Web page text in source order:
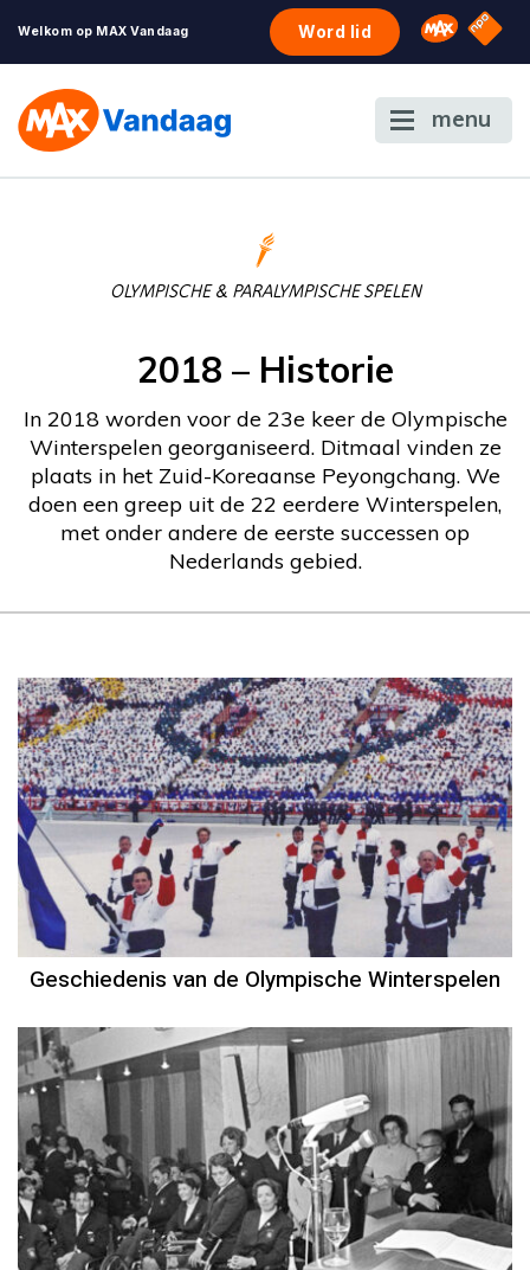
Welkom op MAX Vandaag Word lid Omroep
NPO
menu
OLYMPISCHE & PARALYMPISCHE SPELEN
2018 – Historie
In 2018 worden voor de 23e keer de Olympische
Winterspelen georganiseerd. Ditmaal vinden ze
plaats in het Zuid-Koreaanse Peyongchang. We
doen een greep uit de 22 eerdere Winterspelen,
met onder andere de eerste successen op
Nederlands gebied.
Geschiedenis van de Olympische Winterspelen